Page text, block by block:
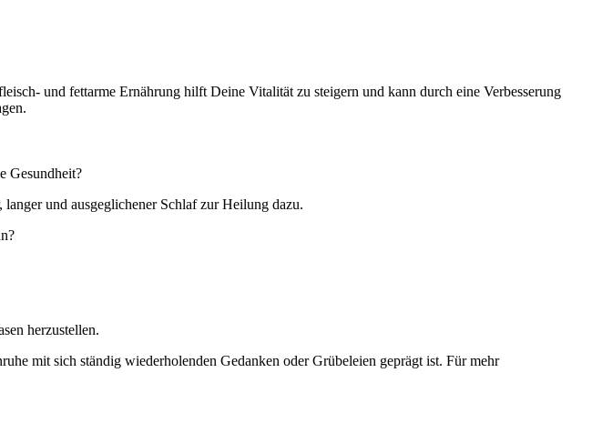
und fettarme Ernährung hilft Deine Vitalität zu steigern und kann durch eine Verbesserung
Gesundheit?
und ausgeglichener Schlaf zur Heilung dazu.
herzustellen.
mit sich ständig wiederholenden Gedanken oder Grübeleien geprägt ist. Für mehr